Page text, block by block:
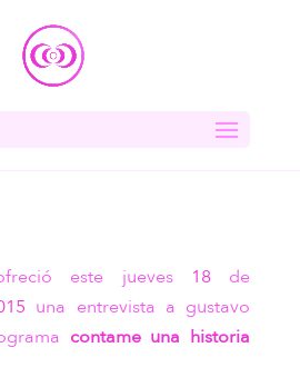
este jueves 18de
una entrevista a gustavo
contame una historia